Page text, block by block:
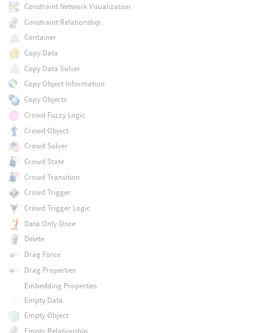
Constraint Network Visualization
Constraint Relationship
Container
Copy Data
Copy Data Solver
Copy Object Information
Copy Objects
Crowd Fuzzy Logic
Crowd Object
Crowd Solver
Crowd State
Crowd Transition
Crowd Trigger
Crowd Trigger Logic
Data Only Once
Delete
Drag Force
Drag Properties
Embedding Properties
Empty Data
Empty Object